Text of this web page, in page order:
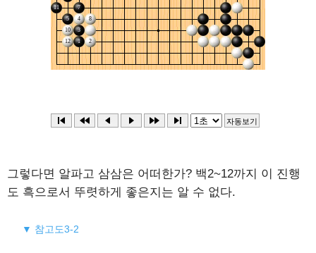
그렇다면 알파고 삼삼은 어떠한가? 백2~12까지 이 진행
도 흑으로서 뚜렷하게 좋은지는 알 수 없다.
▼ 참고도3-2